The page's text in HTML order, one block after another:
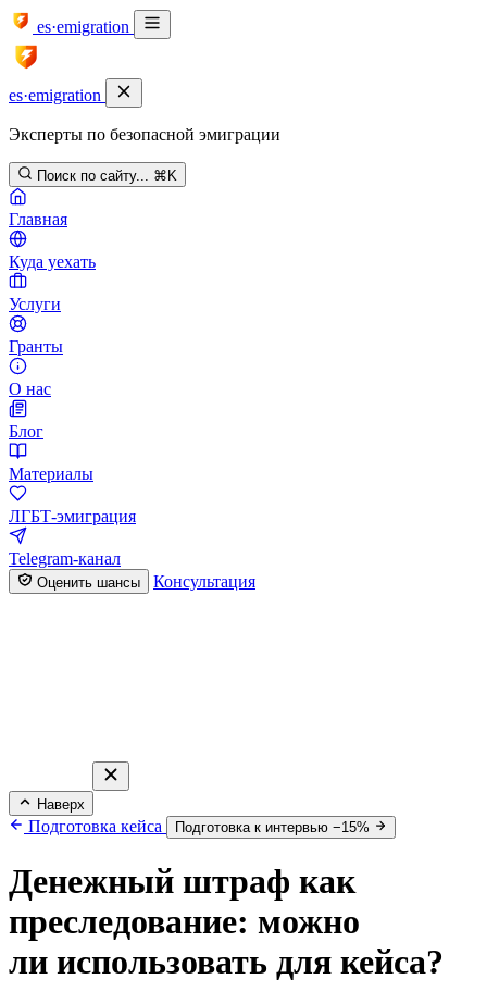
es·emigration
es·emigration
Эксперты по безопасной эмиграции
Поиск по сайту... ⌘K
Главная
Куда уехать
Услуги
Гранты
О нас
Блог
Материалы
ЛГБТ-эмиграция
Telegram-канал
Оценить шансы Консультация
Наверх
Подготовка кейса Подготовка к интервью −15%
Денежный штраф как
преследование: можно
ли использовать для кейса?